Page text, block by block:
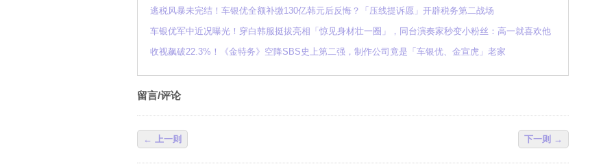
逃税风暴未完结！车银优全额补缴130亿韩元后反悔？「压线提诉愿」开辟税务第二战场
车银优军中近况曝光！穿白韩服挺拔亮相「惊见身材壮一圈」，同台演奏家秒变小粉丝：高一就喜欢他
收视飙破22.3%！《金特务》空降SBS史上第二强，制作公司竟是「车银优、金宣虎」老家
留言/评论
← 上一则 下一则 →